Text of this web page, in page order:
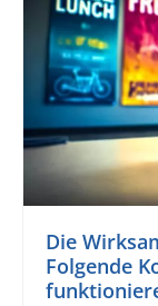
Die
Folgende